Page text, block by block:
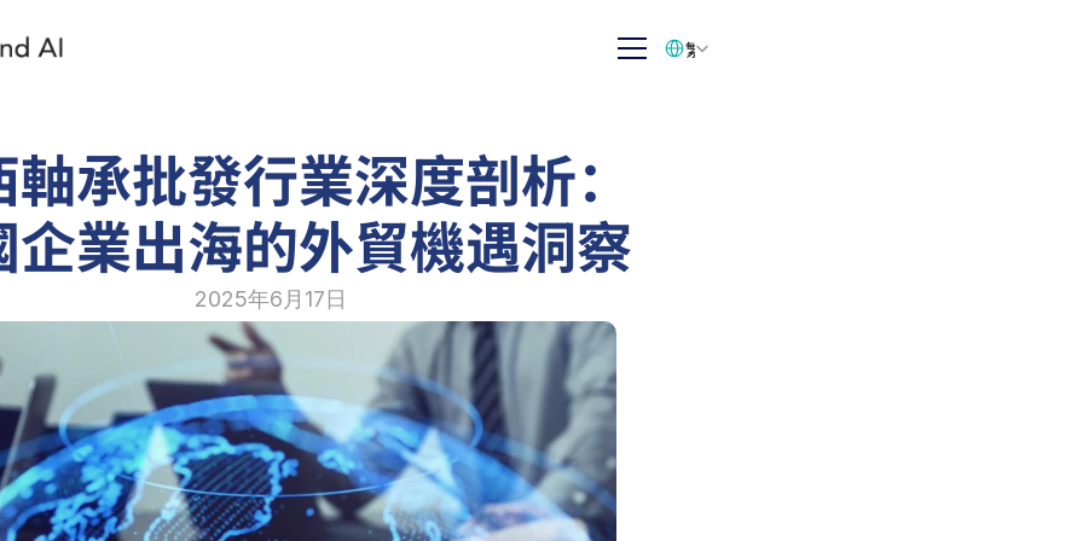
承批發行業深度剖析：
企業出海的外貿機遇洞察
2025年6月17日
繁体中文